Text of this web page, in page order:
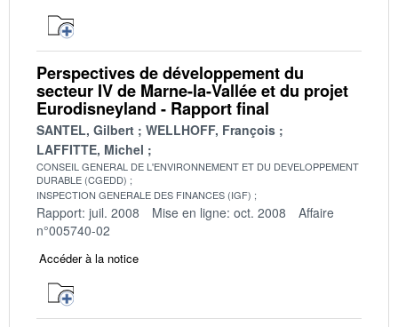
Perspectives de développement du
secteur IV de Marne-la-Vallée et du projet
Eurodisneyland - Rapport final
SANTEL, Gilbert
WELLHOFF, François
LAFFITTE, Michel
CONSEIL GENERAL DE L'ENVIRONNEMENT ET DU DEVELOPPEMENT
DURABLE (CGEDD)
INSPECTION GENERALE DES FINANCES (IGF)
Rapport: juil. 2008 Mise en ligne: oct. 2008
Affaire
n°005740-02
Accéder à la notice